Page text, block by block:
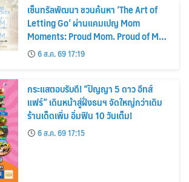
เซ็นทรัลพัฒนา ชวนค้นหา ‘The Art of
Letting Go’ ผ่านแคมเปญ Mom
Moments: Proud Mom. Proud of My
Mom.6 ส.ค. 69 17:19
กระแสตอบรับดี! “ปัญญา 5 ดาว อีทส์
แฟร์” เดินหน้าสู่ฝั่งธนฯ จัดใหญ่กว่าเดิม
ร้านเด็ดเพิ่ม อิ่มฟิน 10 วันเต็ม!
6 ส.ค. 69 17:15